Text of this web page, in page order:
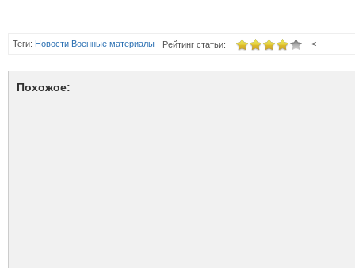
Теги: Новости Военные материалы <
Рейтинг статьи:
Похожое: